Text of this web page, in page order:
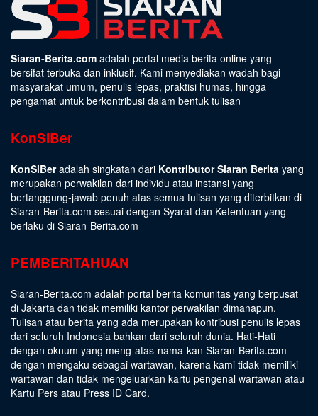
Siaran-Berita.com adalah portal media berita online yang
bersifat terbuka dan inklusif. Kami menyediakan wadah bagi
masyarakat umum, penulis lepas, praktisi humas, hingga
pengamat untuk berkontribusi dalam bentuk tulisan
KonSiBer
KonSiBeradalah singkatan dari Kontributor Siaran Berita yang
merupakan perwakilan dari individu atau instansi yang
bertanggung-jawab penuh atas semua tulisan yang diterbitkan di
Siaran-Berita.com sesuai dengan Syarat dan Ketentuan yang
berlaku di Siaran-Berita.com
PEMBERITAHUAN
Siaran-Berita.com adalah portal berita komunitas yang berpusat
di Jakarta dan tidak memiliki kantor perwakilan dimanapun.
Tulisan atau berita yang ada merupakan kontribusi penulis lepas
dari seluruh Indonesia bahkan dari seluruh dunia. Hati-Hati
dengan oknum yang meng-atas-nama-kan Siaran-Berita.com
dengan mengaku sebagai wartawan, karena kami tidak memiliki
wartawan dan tidak mengeluarkan kartu pengenal wartawan atau
Kartu Pers atau Press ID Card.